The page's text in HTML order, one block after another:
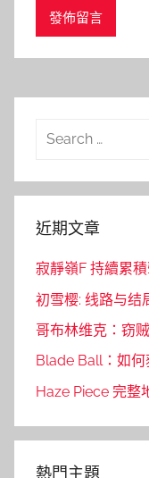
Search
近期文章
寂靜嶺F 持續累
初雪樱: 线路与结
哥布林维克：窃
Blade Ball：如
Haze Piece 完整
熱門主題